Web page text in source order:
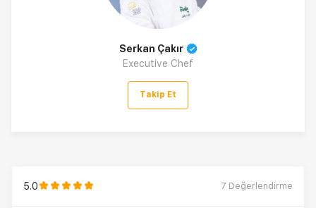
Serkan Çakır
Executive Chef
Takip Et
5.0 7 Değerlendirme